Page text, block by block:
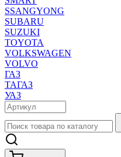
SSANGYONG
SUBARU
SUZUKI
TOYOTA
VOLKSWAGEN
VOLVO
ГАЗ
ТАГАЗ
УАЗ